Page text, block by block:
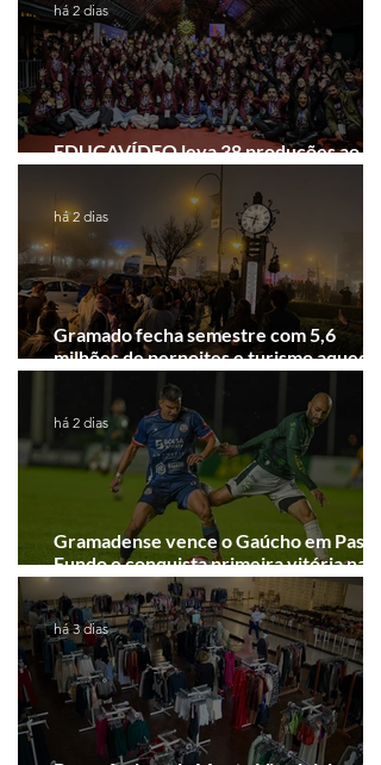
EDUCAVÍDEO leva 38 produções ao
Festival de Cinema de Gramado
há 2 dias
Gramado fecha semestre com 5,6
milhões de pernoites e turismo
Junho desponta!
há 2 dias
Gramadense vence o Gaúcho em Passo
Fundo e conquista primeira vitória na
Série A2
há 2 dias
há 3 dias